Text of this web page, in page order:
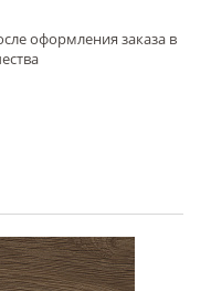
оформления заказа в